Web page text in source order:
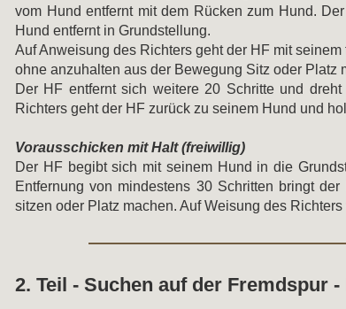
vom Hund entfernt mit dem Rücken zum Hund.
Hund entfernt in Grundstellung.
Auf Anweisung des Richters geht der HF mit
ohne anzuhalten aus der Bewegung Sitz oder Platz
Der HF entfernt sich weitere 20 Schritte und
Richters geht der HF zurück zu seinem Hund und
Vorausschicken mit Halt (freiwillig)
Der HF begibt sich mit seinem Hund in die
Entfernung von mindestens 30 Schritten bringt
sitzen oder Platz machen. Auf Weisung des
2. Teil - Suchen auf der Fremdspur -